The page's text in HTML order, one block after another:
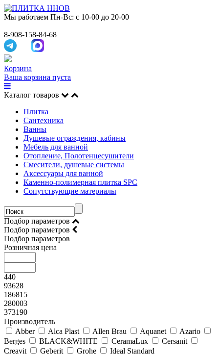
Мы работаем Пн-Вс: с 10-00 до 20-00
8-908-158-84-68
Корзина
Ваша корзина пуста
Каталог товаров
Плитка
Сантехника
Ванны
Душевые ограждения, кабины
Мебель для ванной
Отопление, Полотенцесушители
Смесители, душевые системы
Аксессуары для ванной
Каменно-полимерная плитка SPC
Сопутствующие материалы
Подбор параметров
Подбор параметров
Подбор параметров
Розничная цена
440
93628
186815
280003
373190
Производитель
Abber
Alca Plast Allen Brau Aquanet
Azario
Berges
BLACK&WHITE CeramaLux
Cersanit
Creavit
Geberit Grohe
Ideal Standard